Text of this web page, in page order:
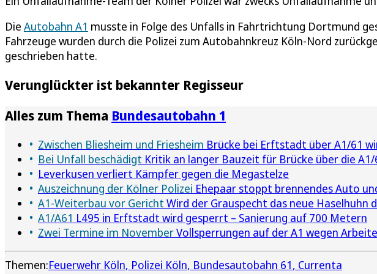
Die Autobahn A1 musste in Folge des Unfalls in Fahrtrichtung Dortmund
Fahrzeuge wurden durch die Polizei zum Autobahnkreuz Köln-Nord
geschrieben hatte.
Verunglückter ist bekannter Regisseur
Alles zum Thema Bundesautobahn 1
Zwischen Bliesheim und Friesheim Brücke bei Erftstadt über A1/61
Bei Unfall beschädigt Kritik an langer Bauzeit für Brücke über die
Leverkusen verliert Kämpfer gegen die Megastelze
Auszeichnung der Kölner Polizei Ehepaar stoppt brennendes Auto
A1-Weiterbau vor Gericht Wird der Grauspecht das neue Haselhuhn
A1/A61 L495 in Erftstadt wird gesperrt – Sanierung auf 700 Metern
Zwei Termine im NovemberVollsperrungen auf der A1 wegen
Themen:Feuerwehr Köln Polizei Köln Bundesautobahn 61 Currenta